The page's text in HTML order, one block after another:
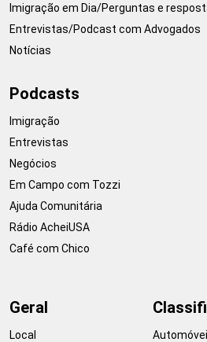
Imigração em Dia/Perguntas e
Entrevistas/Podcast com Advogados
Notícias
Podcasts
Imigração
Entrevistas
Negócios
Em Campo com Tozzi
Ajuda Comunitária
Rádio AcheiUSA
Café com Chico
Geral
Local